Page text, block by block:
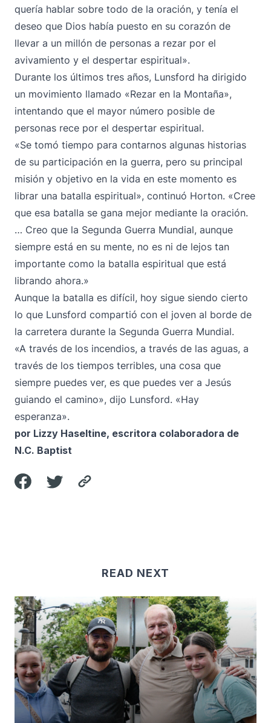
quería hablar sobre todo de la oración, y tenía el
deseo que Dios había puesto en su corazón de
llevar a un millón de personas a rezar por el
avivamiento y el despertar espiritual».
Durante los últimos tres años, Lunsford ha dirigido
un movimiento llamado «Rezar en la Montaña»,
intentando que el mayor número posible de
personas rece por el despertar espiritual.
«Se tomó tiempo para contarnos algunas historias
de su participación en la guerra, pero su principal
misión y objetivo en la vida en este momento es
librar una batalla espiritual», continuó Horton. «Cree
que esa batalla se gana mejor mediante la oración.
… Creo que la Segunda Guerra Mundial, aunque
siempre está en su mente, no es ni de lejos tan
importante como la batalla espiritual que está
librando ahora.»
Aunque la batalla es difícil, hoy sigue siendo cierto
lo que Lunsford compartió con el joven al borde de
la carretera durante la Segunda Guerra Mundial.
«A través de los incendios, a través de las aguas, a
través de los tiempos terribles, una cosa que
siempre puedes ver, es que puedes ver a Jesús
guiando el camino», dijo Lunsford. «Hay
esperanza».
por Lizzy Haseltine, escritora colaboradora de
N.C. Baptist
READ NEXT